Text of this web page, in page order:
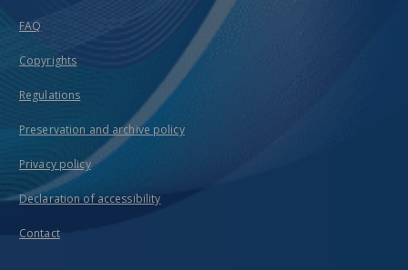
FAQ
Copyrights
Regulations
Preservation and archive policy
Privacy policy
Declaration of accessibility
Contact